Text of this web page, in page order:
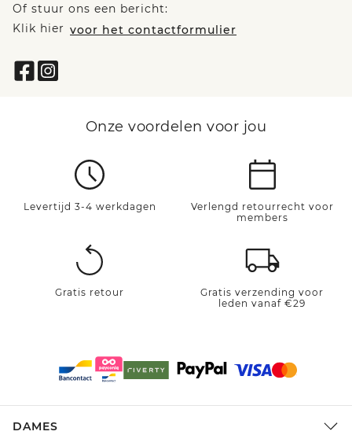
Of stuur ons een bericht:
Klik hier voor het contactformulier
Onze voordelen voor jou
Levertijd 3-4 werkdagen
Verlengd retourrecht voor
members
Gratis retour
Gratis verzending voor
leden vanaf €29
DAMES